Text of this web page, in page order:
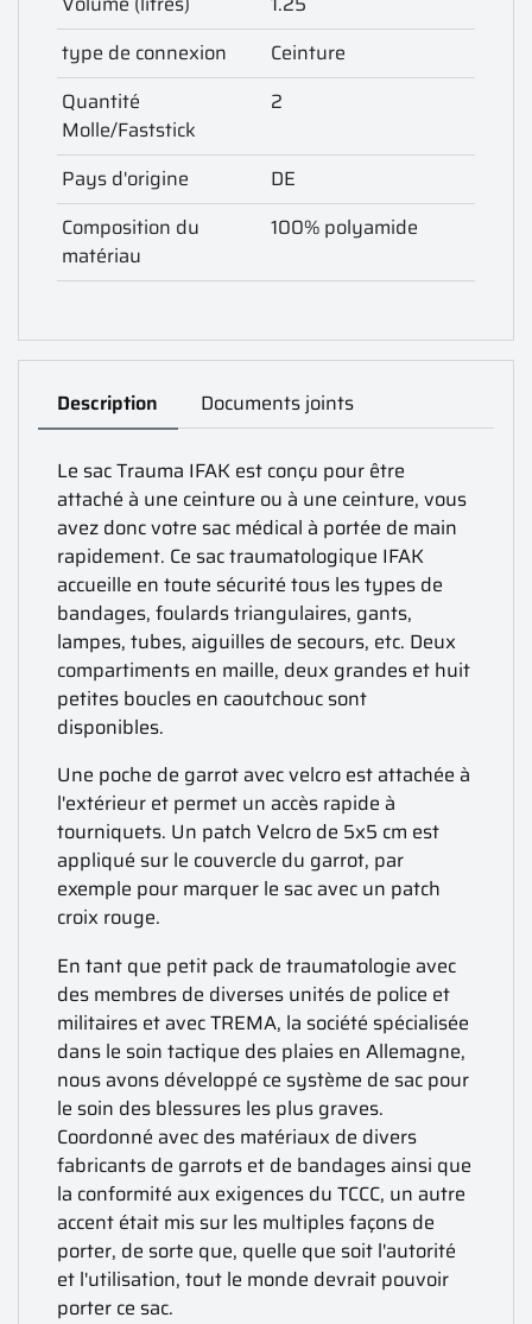
type de connexion
Ceinture
Quantité
Molle/Faststick
2
Pays d'origine
DE
Composition du
matériau
100% polyamide
Description Documents joints
Le sac Trauma IFAK est conçu pour être
attaché à une ceinture ou à une ceinture, vous
avez donc votre sac médical à portée de main
rapidement. Ce sac traumatologique IFAK
accueille en toute sécurité tous les types de
bandages, foulards triangulaires, gants,
lampes, tubes, aiguilles de secours, etc. Deux
compartiments en maille, deux grandes et huit
petites boucles en caoutchouc sont
disponibles.
Une poche de garrot avec velcro est attachée à
l'extérieur et permet un accès rapide à
tourniquets. Un patch Velcro de 5x5 cm est
appliqué sur le couvercle du garrot, par
exemple pour marquer le sac avec un patch
croix rouge.
En tant que petit pack de traumatologie avec
des membres de diverses unités de police et
militaires et avec TREMA, la société spécialisée
dans le soin tactique des plaies en Allemagne,
nous avons développé ce système de sac pour
le soin des blessures les plus graves.
Coordonné avec des matériaux de divers
fabricants de garrots et de bandages ainsi que
la conformité aux exigences du TCCC, un autre
accent était mis sur les multiples façons de
porter, de sorte que, quelle que soit l'autorité
et l'utilisation, tout le monde devrait pouvoir
porter ce sac.